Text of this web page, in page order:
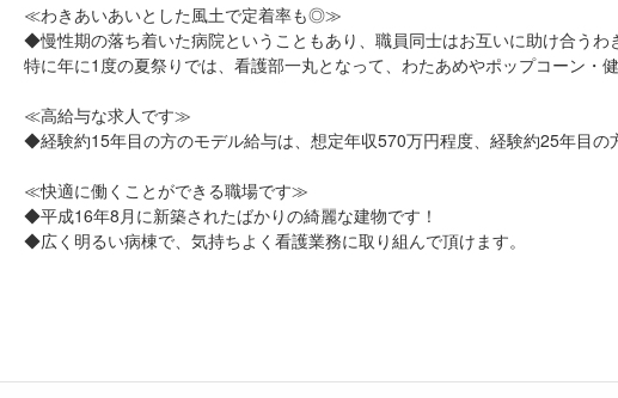
≪わきあいあいとした風土で定着率も◎≫
◆慢性期の落ち着いた病院ということもあり、職員同士はお互いに助け合うわ
特に年に1度の夏祭りでは、看護部一丸となって、わたあめやポップコーン・
≪高給与な求人です≫
◆経験約15年目の方のモデル給与は、想定年収570万円程度、経験約25年目の
≪快適に働くことができる職場です≫
◆平成16年8月に新築されたばかりの綺麗な建物です！
◆広く明るい病棟で、気持ちよく看護業務に取り組んで頂けます。